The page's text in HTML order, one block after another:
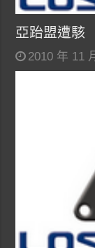
亞跆盟遭駭
2010 年 11